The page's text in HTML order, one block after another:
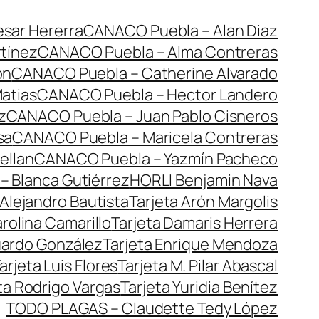
HererraCANACO Puebla – Alan Diaz
CANACO Puebla – Alma Contreras
CANACO Puebla – Catherine Alvarado
CANACO Puebla – Hector Landero
CANACO Puebla – Juan Pablo Cisneros
CANACO Puebla – Maricela Contreras
CANACO Puebla – Yazmín Pacheco
Blanca GutiérrezHORLI Benjamin Nava
BautistaTarjeta Arón Margolis
CamarilloTarjeta Damaris Herrera
GonzálezTarjeta Enrique Mendoza
Luis FloresTarjeta M. Pilar Abascal
Rodrigo VargasTarjeta Yuridia Benítez
TODO PLAGAS – Claudette Tedy López